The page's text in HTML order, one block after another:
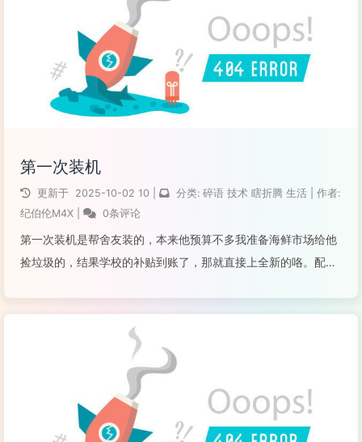
第一次装机
更新于 2025-10-02 10 分类: 碎语 技术 瞎折腾 生活
作者:
纪伯伦M4X
0条评论
第一次装机是帮舍友装的，本来他预算不多我准备海鲜市场给他
捡垃圾的，结果学校的补贴到账了，那就直接上全新的咯。配置
经买回来了，系统盘凑合着用...